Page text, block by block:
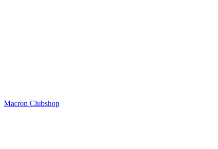
Macron Clubshop